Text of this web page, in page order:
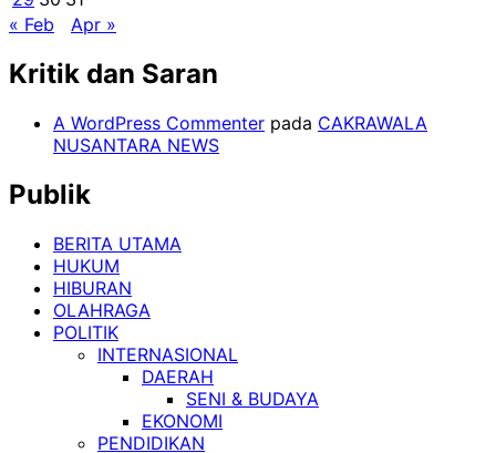
« Feb
Apr »
Kritik dan Saran
A WordPress Commenter pada CAKRAWALA
NUSANTARA NEWS
Publik
BERITA UTAMA
HUKUM
HIBURAN
OLAHRAGA
POLITIK
INTERNASIONAL
DAERAH
SENI & BUDAYA
EKONOMI
PENDIDIKAN